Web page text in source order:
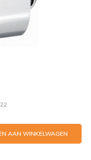
AAN WINKELWAGEN